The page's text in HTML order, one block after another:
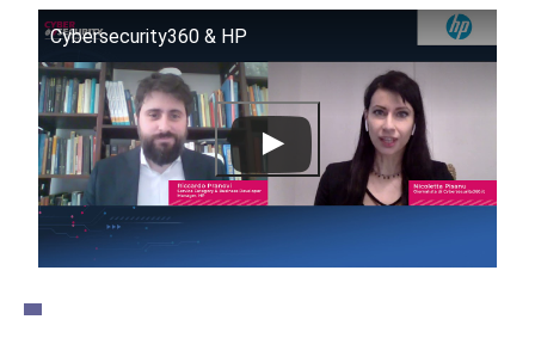
Cybersecurity360 & HP